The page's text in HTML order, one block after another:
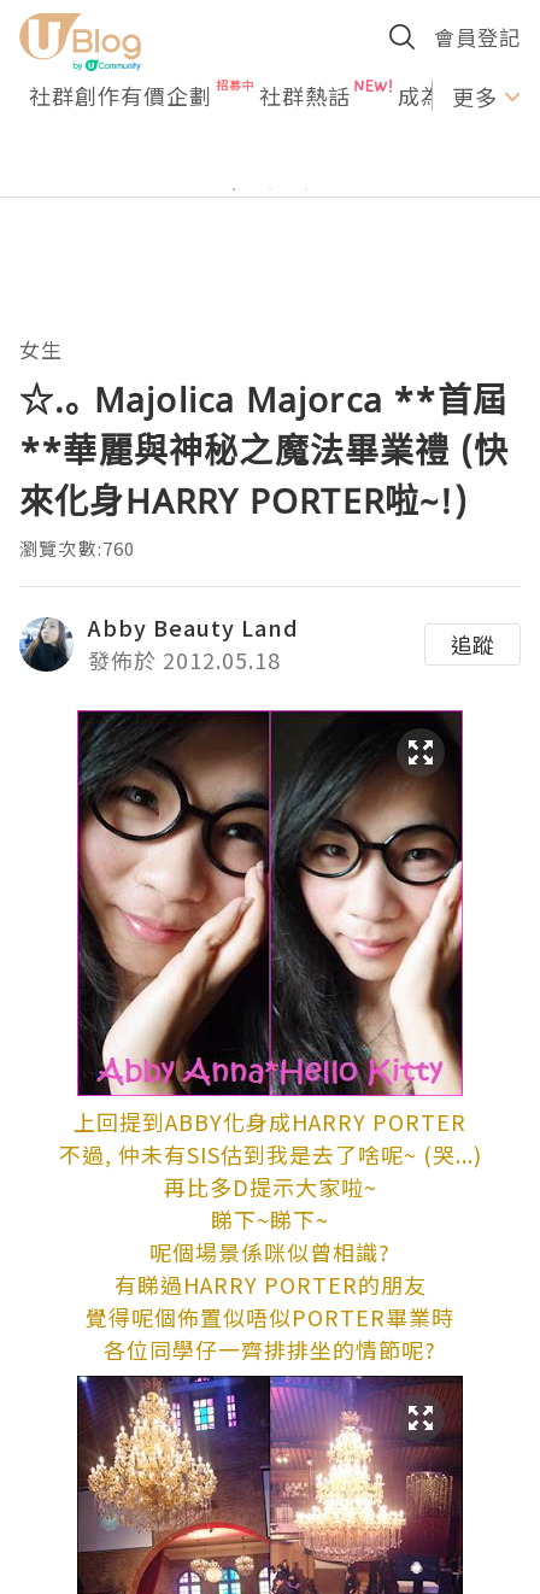
會員登記
社群創作有價企劃 社群熱話 成為U更多
女生
☆.｡ Majolica Majorca **首屆
**華麗與神秘之魔法畢業禮 (快
來化身HARRY PORTER啦~!)
瀏覽次數:760
Abby Beauty Land
發佈於 2012.05.18
追蹤
上回提到ABBY化身成HARRY PORTER
不過, 仲未有SIS估到我是去了啥呢~ (哭...)
再比多D提示大家啦~
睇下~睇下~
呢個場景係咪似曾相識?
有睇過HARRY PORTER的朋友
覺得呢個佈置似唔似PORTER畢業時
各位同學仔一齊排排坐的情節呢?